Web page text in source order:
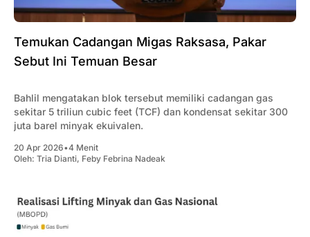
Temukan Cadangan Migas Raksasa, Pakar
Sebut Ini Temuan Besar
Bahlil mengatakan blok tersebut memiliki cadangan gas
sekitar 5 triliun cubic feet (TCF) dan kondensat sekitar 300
juta barel minyak ekuivalen.
20 Apr 2026•4 Menit
Oleh: Tria Dianti, Feby Febrina Nadeak